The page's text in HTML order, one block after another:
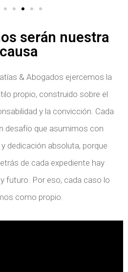
serán nuestra
causa
& Abogados ejercemos la
propio, construido sobre el
y la convicción. Cada
desafío que asumimos con
dedicación absoluta, porque
de cada expediente hay
futuro. Por eso, cada caso lo
como propio.